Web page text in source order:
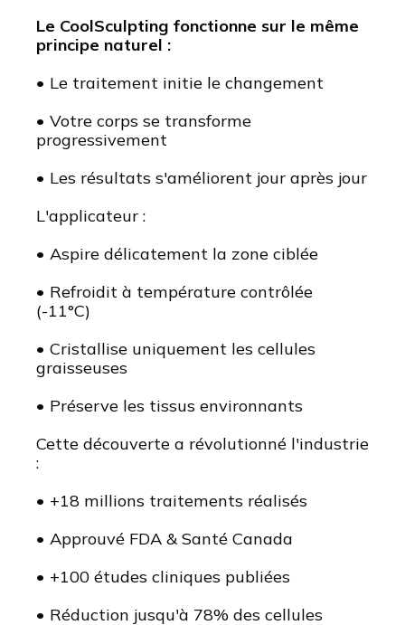
Le CoolSculpting fonctionne sur le même
principe naturel :
• Le traitement initie le changement
• Votre corps se transforme
progressivement
• Les résultats s'améliorent jour après jour
L'applicateur :
• Aspire délicatement la zone ciblée
• Refroidit à température contrôlée
(-11°C)
• Cristallise uniquement les cellules
graisseuses
• Préserve les tissus environnants
Cette découverte a révolutionné l'industrie
:
• +18 millions traitements réalisés
• Approuvé FDA & Santé Canada
• +100 études cliniques publiées
• Réduction jusqu'à 78% des cellules